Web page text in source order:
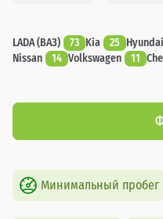
LADA (ВАЗ) 73 Kia 25 Hyundai
Nissan
14 Volkswagen 11
Минимальный пробег